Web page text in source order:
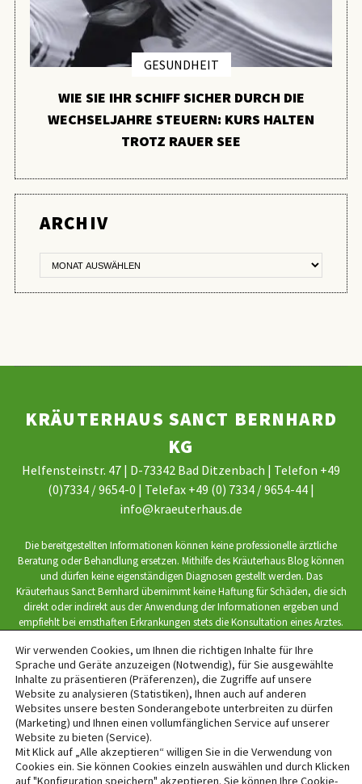
GESUNDHEIT
WIE SIE IHR SCHIFF SICHER DURCH DIE
WECHSELJAHRE STEUERN: KURS HALTEN
TROTZ RAUER SEE
ARCHIV
KRÄUTERHAUS SANCT BERNHARD
KG
Helfensteinstr. 47 | D-73342 Bad Ditzenbach | Telefon +49
(0)7334 / 9654-0 | Telefax +49 (0) 7334 / 9654-44 |
info@kraeuterhaus.de
Die bereitgestellten Informationen können keine professionelle ärztliche
Beratung oder Behandlung ersetzen. Mithilfe des Kräuterhaus Blog können
und dürfen keine eigenständigen Diagnosen gestellt werden. Das
Kräuterhaus Sanct Bernhard übernimmt keine Haftung für Schäden, die sich
direkt oder indirekt aus der Anwendung der Informationen ergeben und
empfiehlt bei ernsthaften Erkrankungen stets die Konsultation eines Arztes.
website by interface medien
BACK TO TOP
Wir verwenden Cookies, um Ihnen die richtigen Inhalte für Ihre
Sprache und Geräte anzuzeigen (Notwendig), für Sie ausgewählte
Inhalte zu präsentieren (Präferenzen), die Zugriffe auf unsere
Website zu analysieren (Statistiken), Ihnen auch auf anderen
Websites unsere besten Sonderangebote unterbreiten zu dürfen
(Marketing) und Ihnen einen vollumfänglichen Service auf unserer
Website zu bieten (Service).
Mit Klick auf „Alle akzeptieren“ willigen Sie in die Verwendung von
Cookies ein. Sie können Cookies einzeln auswählen und durch Klicken
auf "Konfiguration speichern" akzeptieren. Sie können Ihre Cookie-